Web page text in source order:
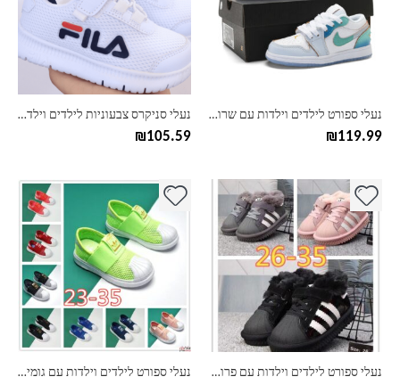
נעלי ספורט לילדים וילדות עם שרוכים נייק NIKE
₪119.99
סוגים.
ניתן
לבחור
בעמוד
נעלי סניקרס צבעוניות לילדים וילדות פילה
₪105.59
ניתן
לבחור
את
האפשרויות
בעמוד
נעלי ספורט לילדים וילדות עם פרווה אדידס ADIDAS
למוצר
יש
מספר
סוגים.
ניתן
לבחור
את
האפשרויות
בעמוד
נעלי ספורט לילדים וילדות עם גומי רחב אדידס ADIDAS
למוצר
מספר
לבחור
את
האפשרויות
בעמוד